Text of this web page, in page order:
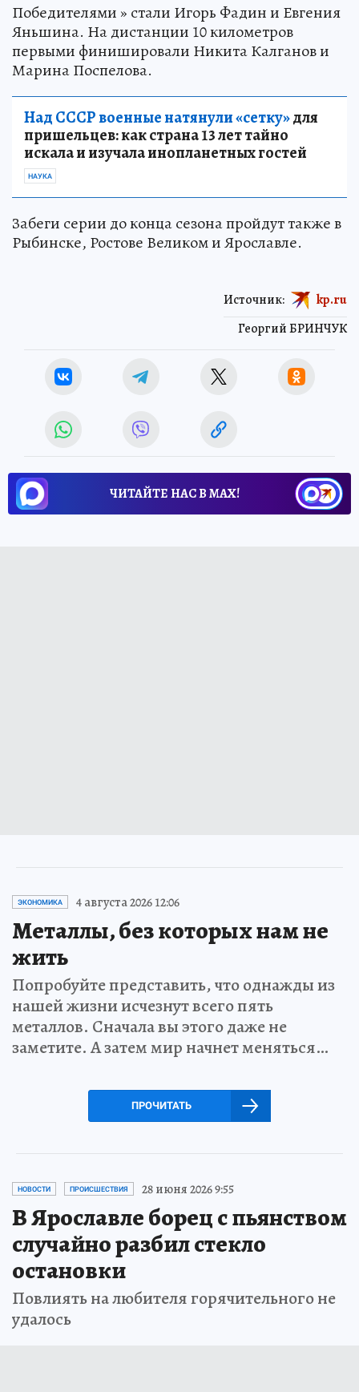
Победителями » стали Игорь Фадин и Евгения
Яньшина. На дистанции 10 километров
первыми финишировали Никита Калганов и
Марина Поспелова.
Над СССР военные натянули «сетку»для
пришельцев: как страна 13 лет тайно
искала и изучала инопланетных гостей
НАУКА
Забеги серии до конца сезона пройдут также в
Рыбинске, Ростове Великом и Ярославле.
Георгий БРИНЧУК
Источник: kp.ru
ЧИТАЙТЕ НАС В МАХ!
ЭКОНОМИКА 4 августа 2026 12:06
Металлы, без которых нам не
жить
Попробуйте представить, что однажды из
нашей жизни исчезнут всего пять
металлов. Сначала вы этого даже не
заметите. А затем мир начнет меняться…
ПРОЧИТАТЬ
НОВОСТИ ПРОИСШЕСТВИЯ 28 июня 2026 9:55
В Ярославле борец с пьянством
случайно разбил стекло
остановки
Повлиять на любителя горячительного не
удалось